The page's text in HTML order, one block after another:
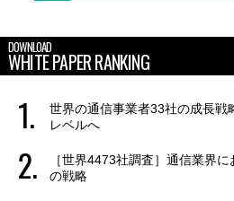
DOWNLOAD
WHITE PAPER RANKING
世界の通信事業者33社の成長戦
レベルへ
［世界4473社調査］通信業界
の戦略